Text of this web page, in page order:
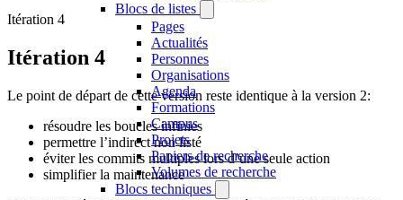
Blocs de listes
Pages
Actualités
Personnes
Organisations
Agenda
Formations
Campus
Projets
Papiers de recherche
Volumes de recherche
Blocs techniques
Itération 4
Itération 4
Le point de départ de cette version reste identique à la version 2:
résoudre les boucles infinies
permettre l’indirect non listé
éviter les commits multiples lors d’une seule action
simplifier la maintenance